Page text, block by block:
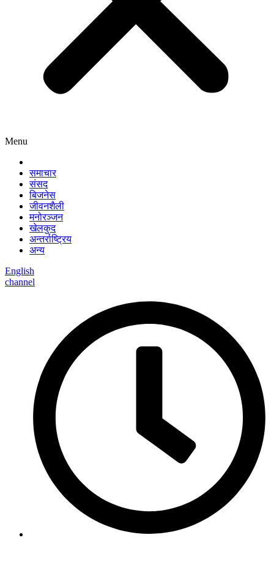
Menu
समाचार
संसद
बिजनेस
जीवनशैली
मनोरञ्जन
खेलकुद
अन्तर्राष्ट्रिय
अन्य
English
channel